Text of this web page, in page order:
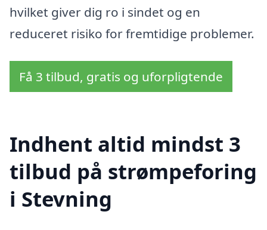
hvilket giver dig ro i sindet og en
reduceret risiko for fremtidige problemer.
Få 3 tilbud, gratis og uforpligtende
Indhent altid mindst 3
tilbud på strømpeforing
i Stevning